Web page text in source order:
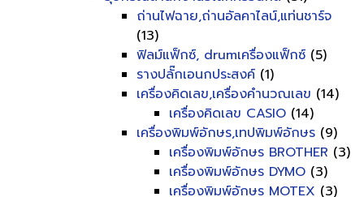
ถ่านไฟฉาย,ถ่านอัลคาไลน์,แท่นชาร์จ
(13)
ฟิลม์แฟ็กซ์, drumเครื่องแฟ็กซ์ (5)
รางปลั๊กเอนกประสงค์ (1)
เครื่องคิดเลข,เครื่องคำนวณเลข (14)
เครื่องคิดเลข CASIO (14)
เครื่องพิมพ์อักษร,เทปพิมพ์อักษร (9)
เครื่องพิมพ์อักษร BROTHER (3)
เครื่องพิมพ์อักษร DYMO (3)
เครื่องพิมพ์อักษร MOTEX (3)